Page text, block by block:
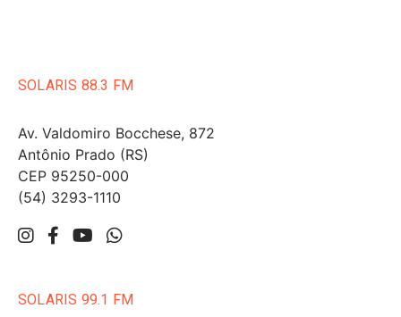
SOLARIS 88.3 FM
Av. Valdomiro Bocchese, 872
Antônio Prado (RS)
CEP 95250-000
(54) 3293-1110
SOLARIS 99.1 FM